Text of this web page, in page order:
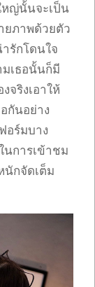
หญ่นั้นจะเป็น
ยภาพด้วยตัว
ารักโดนใจ
มเธอนั้นก็มี
จริงเอาให้
กันอย่าง
อร์มบาง
นการเข้าชม
นักจัดเต็ม